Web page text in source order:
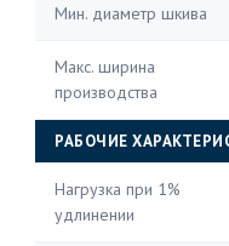
Мин. диаметр шкива
Макс. ширина
производства
РАБОЧИЕ
Нагрузка при 1%
удлинении